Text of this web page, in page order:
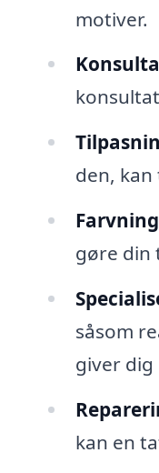
motiver.
den,
gøre din
såsom
giver
kan en